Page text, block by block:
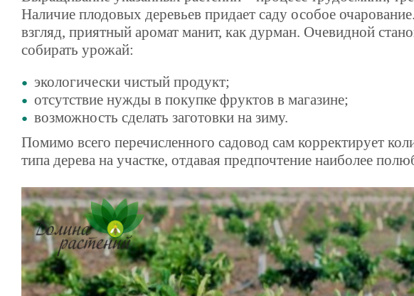
Наличие плодовых деревьев придает саду особое
взгляд, приятный аромат манит, как дурман. Очевидной
собирать урожай:
экологически чистый продукт;
отсутствие нужды в покупке фруктов в магазине;
возможность сделать заготовки на зиму.
Помимо всего перечисленного садовод сам корректирует
типа дерева на участке, отдавая предпочтение наиболее